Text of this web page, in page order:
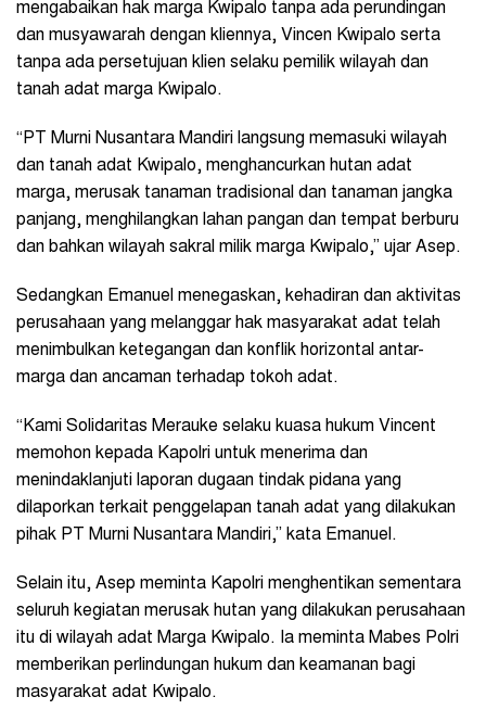
mengabaikan hak marga Kwipalo tanpa ada perundingan
dan musyawarah dengan kliennya, Vincen Kwipalo serta
tanpa ada persetujuan klien selaku pemilik wilayah dan
tanah adat marga Kwipalo.
“PT Murni Nusantara Mandiri langsung memasuki wilayah
dan tanah adat Kwipalo, menghancurkan hutan adat
marga, merusak tanaman tradisional dan tanaman jangka
panjang, menghilangkan lahan pangan dan tempat berburu
dan bahkan wilayah sakral milik marga Kwipalo,” ujar Asep.
Sedangkan Emanuel menegaskan, kehadiran dan aktivitas
perusahaan yang melanggar hak masyarakat adat telah
menimbulkan ketegangan dan konflik horizontal antar-
marga dan ancaman terhadap tokoh adat.
“Kami Solidaritas Merauke selaku kuasa hukum Vincent
memohon kepada Kapolri untuk menerima dan
menindaklanjuti laporan dugaan tindak pidana yang
dilaporkan terkait penggelapan tanah adat yang dilakukan
pihak PT Murni Nusantara Mandiri,” kata Emanuel.
Selain itu, Asep meminta Kapolri menghentikan sementara
seluruh kegiatan merusak hutan yang dilakukan perusahaan
itu di wilayah adat Marga Kwipalo. Ia meminta Mabes Polri
memberikan perlindungan hukum dan keamanan bagi
masyarakat adat Kwipalo.